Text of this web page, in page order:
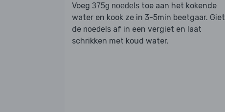
Voeg 375g noedels toe aan het kokende
water en kook ze in 3-5min beetgaar. Giet
de noedels af in een vergiet en laat
schrikken met koud water.